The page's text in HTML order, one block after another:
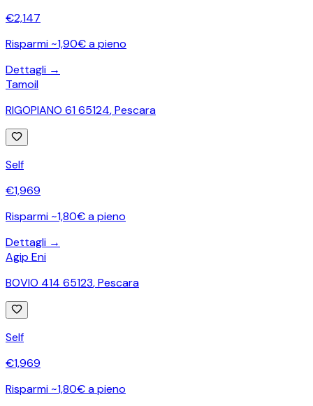
€2,147
Risparmi ~1,90€ a pieno
Dettagli →
Tamoil
RIGOPIANO 61 65124,Pescara
Self
€1,969
Risparmi ~1,80€ a pieno
Dettagli →
Agip Eni
BOVIO 414 65123,Pescara
Self
€1,969
Risparmi ~1,80€ a pieno